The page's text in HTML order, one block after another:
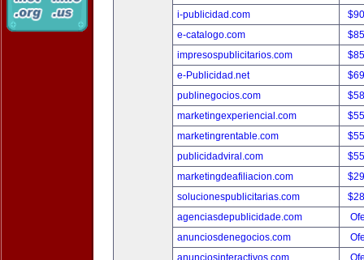
i-publicidad.com
e-catalogo.com
impresospublicitarios.com
e-Publicidad.net
publinegocios.com
marketingexperiencial.com
marketingrentable.com
publicidadviral.com
marketingdeafiliacion.com
solucionespublicitarias.com
agenciasdepublicidade.com
anunciosdenegocios.com
anunciosinteractivos.com